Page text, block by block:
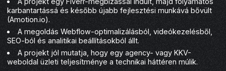
karbantartássá és később újabb fejlesztési munkává bővült
(Amotion.io).
A megoldás Webflow-optimalizálásból, videókezelésből,
SEO-ból és analitikai beállításokból állt.
A projekt jól mutatja, hogy egy agency- vagy KKV-
weboldal üzleti teljesítménye a technikai háttéren múlik.